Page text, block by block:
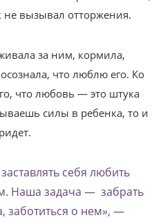
вызывал отторжения.
за ним, кормила,
что люблю его. Ко
что любовь — это штука
силы в ребенка, то и
себя любить
Наша задача — забрать
заботиться о нем», —